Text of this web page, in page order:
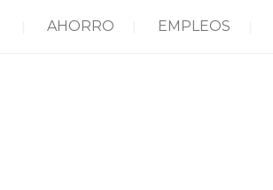
AHORRO EMPLEOS